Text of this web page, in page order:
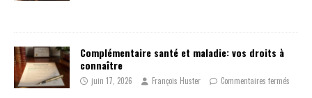
Complémentaire santé et maladie: vos droits à
connaître
juin 17, 2026 François Huster Commentaires fermés